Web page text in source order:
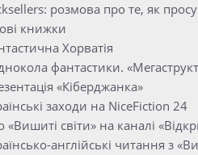
розмова про те, як
книжки
Хорватія
фантастики.
«Кіберджанка»
заходи на NiceFiction 24
«Вишиті світи» на каналі
англійські читання з